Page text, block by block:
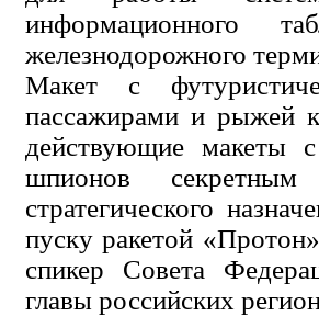
информационного
железнодорожного
Макет с
пассажирами и рыжей
действующие макеты
шпионов
стратегического
пуску ракетой
спикер Совета
главы российских